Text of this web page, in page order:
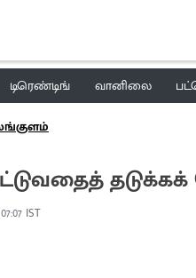
டிரெண்டிங் வானிலை
தடுக்கக்
IST